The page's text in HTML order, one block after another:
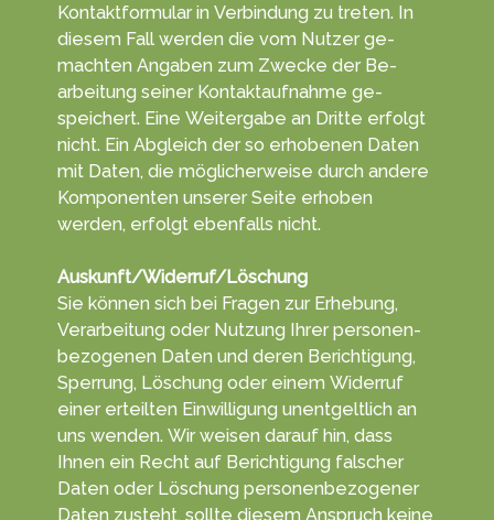
Kontakt­formu­lar in Ver­bin­dung zu tret­en. In
die­sem Fall werden die vom Nut­zer ge­
machten An­gab­en zum Zwecke der Be­
arbei­tung seiner Kontakt­aufnahme ge­
speichert. Eine Weiter­gabe an Dritte erfolgt
nicht. Ein Ab­gleich der so erho­benen Da­ten
mit Da­ten, die mög­licher­weise durch andere
Kompo­nenten unserer Sei­te erhoben
werden, er­folgt eben­falls nicht.
Auskunft/Widerruf/Löschung
Sie können sich bei Fra­gen zur Er­heb­ung,
Ver­arbei­tung oder Nut­zung Ihrer personen­
bezoge­nen Da­ten und deren Berich­tigung,
Sper­rung, Lö­schung oder einem Wider­ruf
einer erteil­ten Ein­willigung unent­gelt­lich an
uns wen­den. Wir wei­sen darauf hin, dass
Ihnen ein Recht auf Be­rich­ti­gung fal­scher
Da­ten oder Lö­schung personen­bezo­gener
Da­ten zu­steht, sollte diesem An­spruch keine